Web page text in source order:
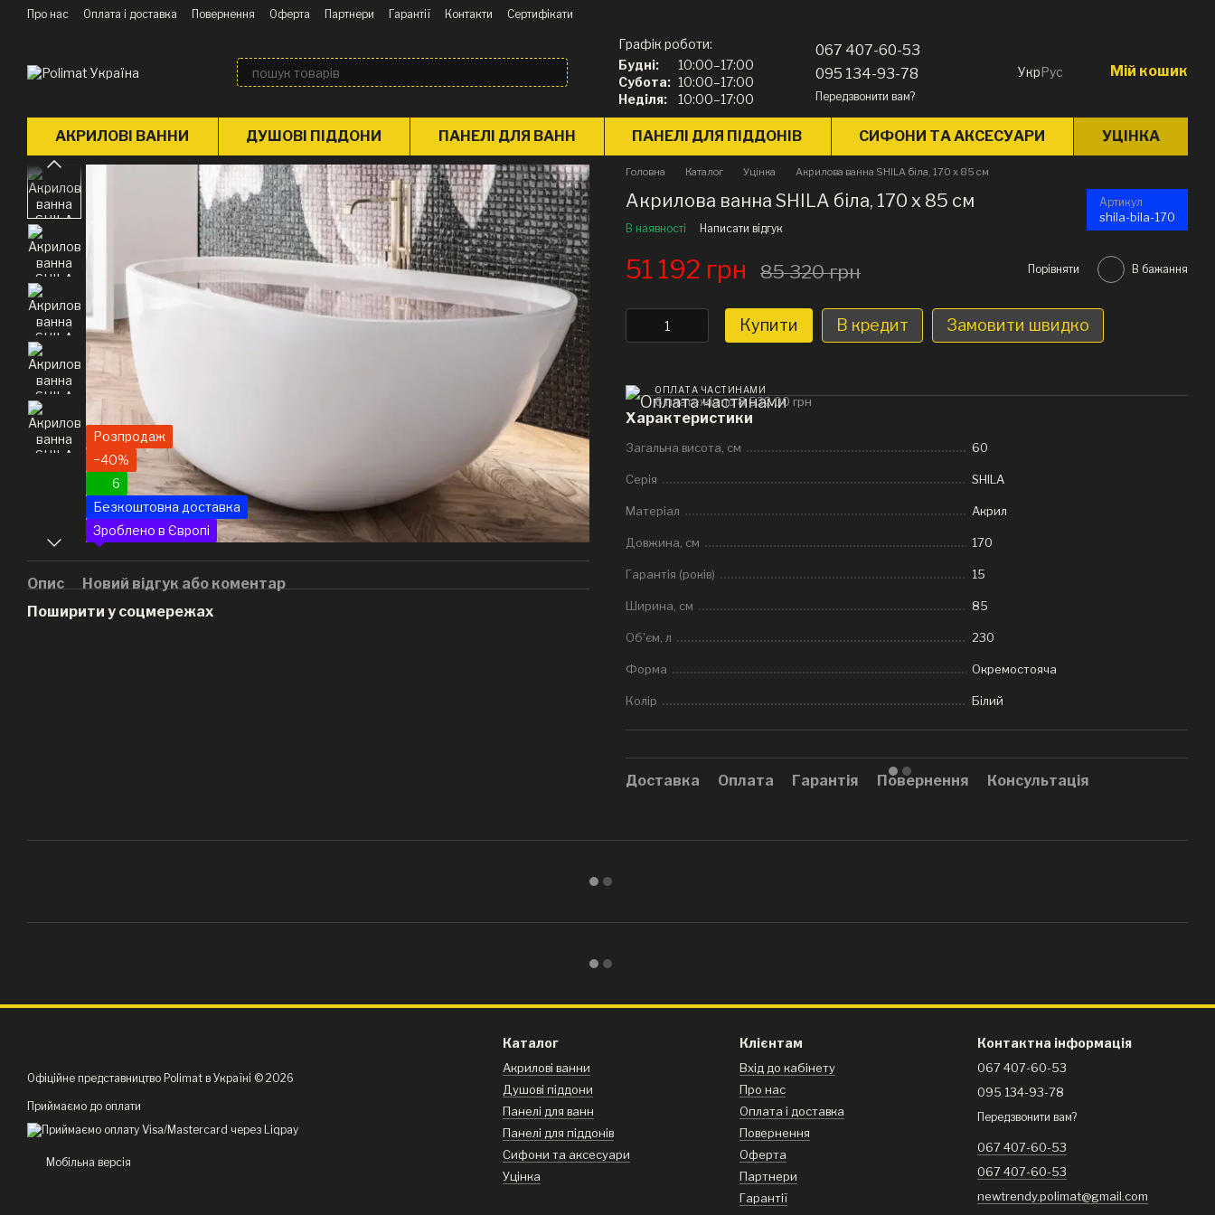
Перейти до основного контенту
Про нас Оплата і доставка Повернення Оферта Партнери Гарантії Контакти
Сертифікати
Графік роботи:
Будні:
10:00–17:00
Субота: 10:00–17:00
Неділя:
10:00–17:00
067 407-60-53
095 134-93-78
Передзвонити вам?
УкрРус Мій кошик
АКРИЛОВІ ВАННИ ДУШОВІ ПІДДОНИ ПАНЕЛІ ДЛЯ ВАНН ПАНЕЛІ ДЛЯ ПІДДОНІВ СИФОНИ ТА АКСЕСУАРИ УЦІНКА
Розпродаж
−40%
6
Безкоштовна доставка
Зроблено в Європі
Опис
Новий відгук або коментар
Поширити у соцмережах
Головна Каталог Уцінка Акрилова ванна SHILA біла, 170 x 85 см
Акрилова ванна SHILA біла, 170 x 85 см Артикул
shila-bila-170
В наявності Написати відгук
51 192 грн 85 320 грн Порівняти В бажання
Купити В кредит Замовити швидко
ОПЛАТА ЧАСТИНАМИ
6 платежів по 8 532.00 грн
Характеристики
Загальна висота, см 60
Серія SHILA
Матеріал Акрил
Довжина, см 170
Гарантія (років) 15
Ширина, см 85
Об'єм, л 230
Форма Окремостояча
Колір Білий
Доставка Оплата Гарантія Повернення Консультація
Офіційне представництво Polimat в Україні © 2026
Приймаємо до оплати
Мобільна версія
Каталог
Акрилові ванни
Душові піддони
Панелі для ванн
Панелі для піддонів
Сифони та аксесуари
Уцінка
Клієнтам
Вхід до кабінету
Про нас
Оплата і доставка
Повернення
Оферта
Партнери
Гарантії
Контактна інформація
067 407-60-53
095 134-93-78
Передзвонити вам?
067 407-60-53
067 407-60-53
newtrendy.polimat@gmail.com